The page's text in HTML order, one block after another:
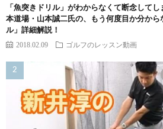
「魚突きドリル」がわからなくて断念して
本道場・山本誠二氏の、もう何度目か分から
ル」詳細解説！
2018.02.09 ゴルフのレッスン動画